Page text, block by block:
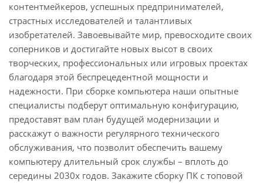
контентмейкеров, успешных предпринимателей,
страстных исследователей и талантливых
изобретателей. Завоевывайте мир, превосходите своих
соперников и достигайте новых высот в своих
творческих, профессиональных или игровых проектах
благодаря этой беспрецедентной мощности и
надежности. При сборке компьютера наши опытные
специалисты подберут оптимальную конфигурацию,
предоставят вам план будущей модернизации и
расскажут о важности регулярного технического
обслуживания, что позволит обеспечить вашему
компьютеру длительный срок службы – вплоть до
середины 2030х годов. Закажите сборку ПК с топовой